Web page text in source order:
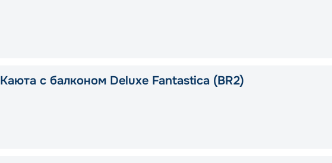
Каюта с балконом Deluxe Fantastica (BR2)